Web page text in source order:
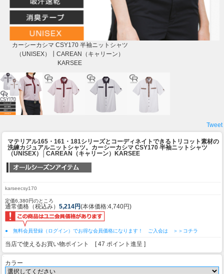
カーシーカシマ CSY170 半袖ニットシャツ
（UNISEX）┃CAREAN（キャリーン）
KARSEE
Tweet
マテリアル165・161・181シリーズとコーディネイトできるトリコット素材の
洗練カジュアルニットシャツ。 カーシーカシマ CSY170 半袖ニットシャツ
（UNISEX）│CAREAN（キャリーン）KARSEE
karseecsy170
定価6,380円のところ
通常価格（税込み） 5,214円(本体価格:4,740円)
● 無料会員登録（ログイン）でお得な会員価格になります！ ご入会は ＞＞コチラ
当店で使えるお買い物ポイント [ 47 ポイント進呈 ]
カラー